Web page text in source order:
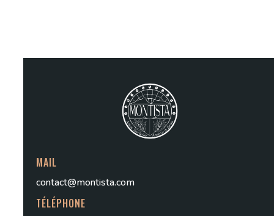
MAIL
contact@montista.com
TÉLÉPHONE